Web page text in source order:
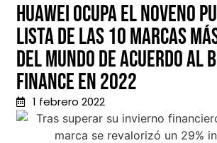
Huawei ocupa el noveno
lista de las 10 marcas
del mundo de acuerdo al
Finance en 2022
1 febrero 2022